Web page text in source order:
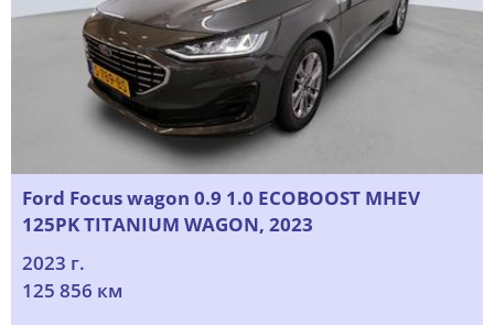
Ford Focus wagon 0.9 1.0 ECOBOOST MHEV
125PK TITANIUM WAGON, 2023
2023 г.
125 856 км